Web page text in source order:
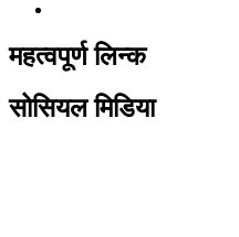
महत्वपूर्ण लिन्क
सोसियल मिडिया